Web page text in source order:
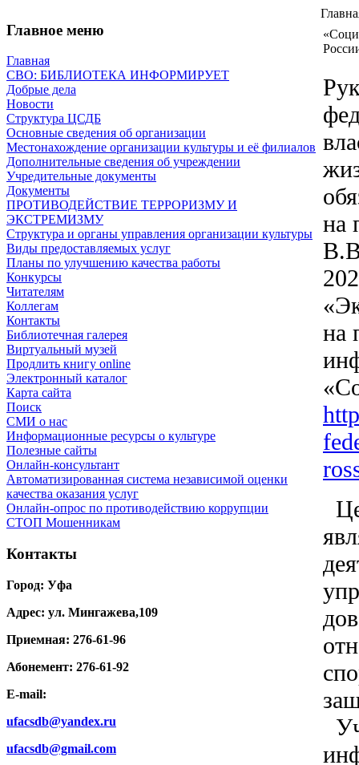
Главное меню
Главная
СВО: БИБЛИОТЕКА ИНФОРМИРУЕТ
Добрые дела
Новости
Структура ЦСДБ
Основные сведения об организации
Местонахождение организации культуры и её филиалов
Дополнительные сведения об учреждении
Учредительные документы
Документы
ПРОТИВОДЕЙСТВИЕ ТЕРРОРИЗМУ И
ЭКСТРЕМИЗМУ
Структура и органы управления организации культуры
Виды предоставляемых услуг
Планы по улучшению качества работы
Конкурсы
Читателям
Коллегам
Контакты
Библиотечная галерея
Виртуальный музей
Продлить книгу online
Электронный каталог
Карта сайта
Поиск
СМИ о нас
Информационные ресурсы о культуре
Полезные сайты
Онлайн-консультант
Автоматизированная система независимой оценки
качества оказания услуг
Онлайн-опрос по противодействию коррупции
СТОП Мошенникам
Контакты
Город: Уфа
Адрес: ул. Мингажева,109
Приемная: 276-61-96
Абонемент: 276-61-92
E-mail:
ufacsdb@yandex.ru
ufacsdb@gmail.com
на
на